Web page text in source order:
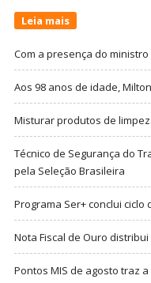
Leia mais
Com a presença do
Aos 98 anos de idade,
Misturar produtos de
Técnico de Segurança do
pela Seleção Brasileira
Programa Ser+ conclui
Nota Fiscal de Ouro
Pontos MIS de agosto traz